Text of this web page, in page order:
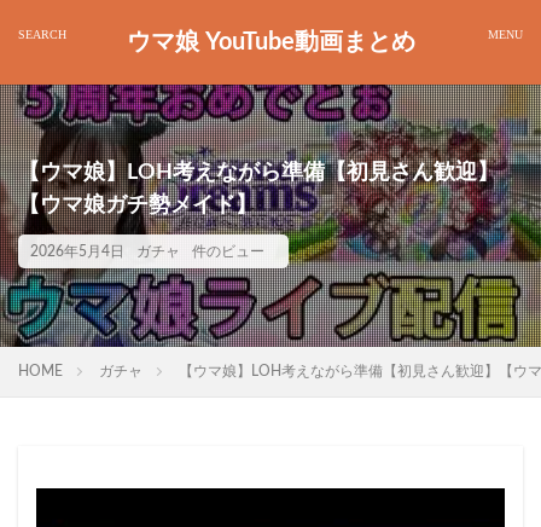
ウマ娘 YouTube動画まとめ
【ウマ娘】LOH考えながら準備【初見さん歓迎】
【ウマ娘ガチ勢メイド】
2026年5月4日 ガチャ 件のビュー
HOME ガチャ 【ウマ娘】LOH考えながら準備【初見さん歓迎】【ウ